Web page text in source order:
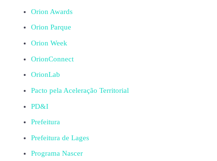
Orion Awards
Orion Parque
Orion Week
OrionConnect
OrionLab
Pacto pela Aceleração Territorial
PD&I
Prefeitura
Prefeitura de Lages
Programa Nascer